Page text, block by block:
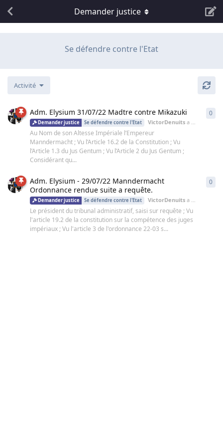
Se défendre contre l'Etat
Demander justice
Activité
Adm. Elysium 31/07/22 Madtre contre Mikazuki
Demander justice Se défendre contre l'Etat VictorDenuitsa démarré cette discussion
Au Nom de son Altesse Impériale l’Empereur
Manndermacht ; Vu l’Article 16.2 de la Constitution ; Vu
l’Article 1.3 du Jus Gentum ; Vu l’Article 2 du Jus Gentum ;
Considérant qu...
0
Adm. Elysium - 29/07/22 Manndermacht
Ordonnance rendue suite a requête.
Demander justice Se défendre contre l'Etat VictorDenuitsa démarré cette discussion
Le président du tribunal administratif, saisi sur requête ; Vu
l'article 19.2 de la constitution sur la compétence des juges
impériaux ; Vu l'article 3 de l'ordonnance 22-03 s...
0